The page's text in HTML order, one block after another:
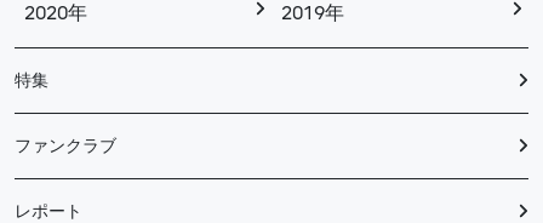
2020年
2019年
特集
ファンクラブ
レポート